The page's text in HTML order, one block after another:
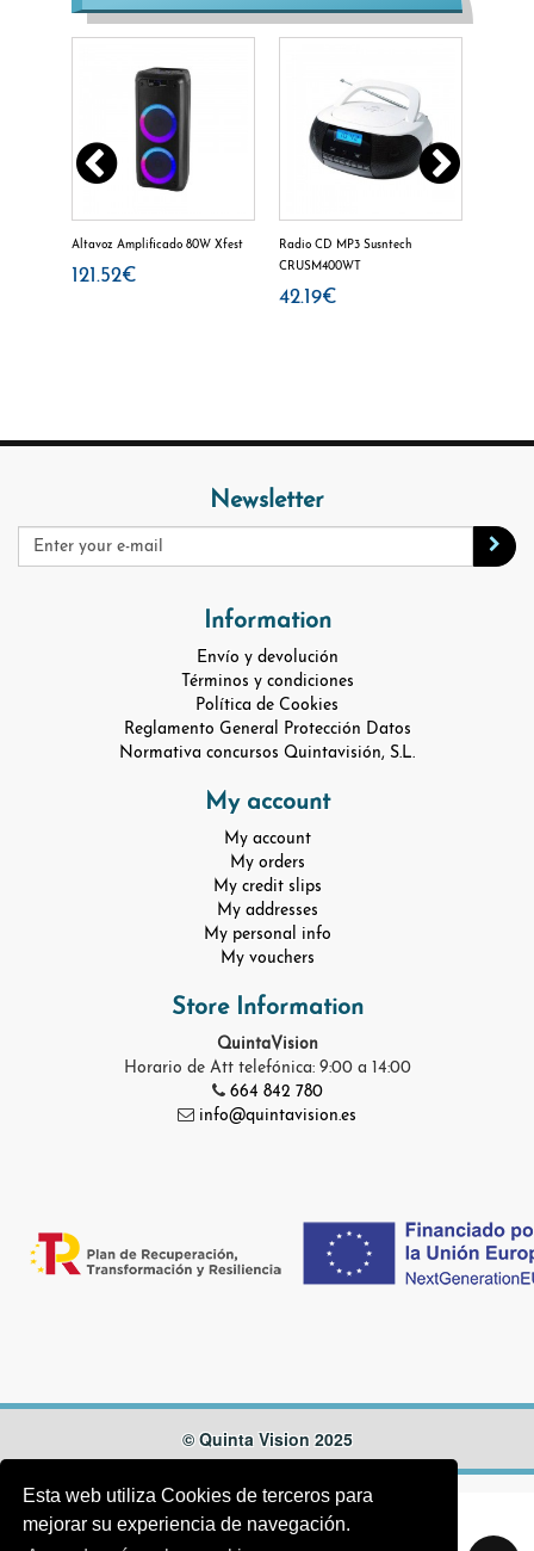
Esta web utiliza Cookies de terceros para
mejorar su experiencia de navegación.
Altavoz Amplificado 80W Xfest
121.52€
Radio CD MP3 Susntech
CRUSM400WT
42.19€
Newsletter
Information
Envío y devolución
Términos y condiciones
Política de Cookies
Reglamento General Protección Datos
Normativa concursos Quintavisión, S.L.
My account
My account
My orders
My credit slips
My addresses
My personal info
My vouchers
Store Information
QuintaVision
Horario de Att telefónica: 9:00 a 14:00
664 842 780
info@quintavision.es
© Quinta Vision 2025